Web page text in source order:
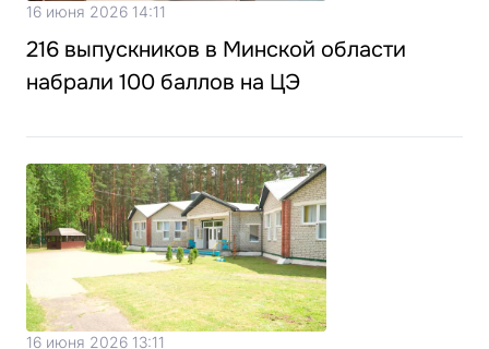
16 июня 2026 14:11
216 выпускников в Минской области
набрали 100 баллов на ЦЭ
16 июня 2026 13:11